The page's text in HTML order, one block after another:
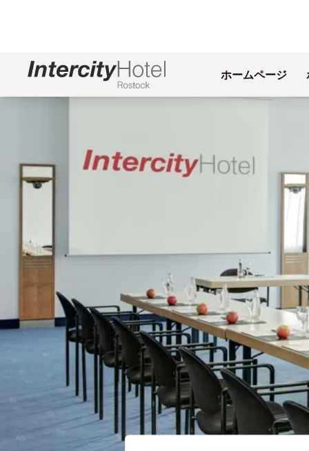
ホームページ